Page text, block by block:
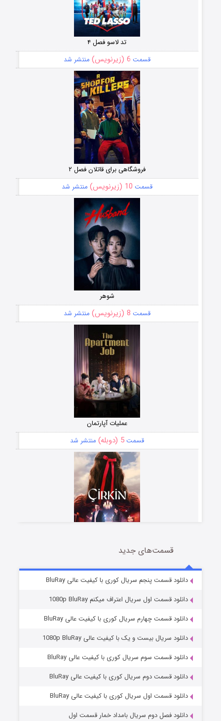
تد لاسو فصل ۴
قسمت 6 (زیرنویس) منتشر شد
فروشگاهی برای قاتلان فصل ۲
قسمت 10 (زیرنویس) منتشر شد
شوهر
قسمت 8 (زیرنویس) منتشر شد
عملیات آپارتمان
قسمت5 (دوبله) منتشر شد
سریال زشت
قسمت2 (زیرنویس) منتشر شد
مردگان متحرک: شهر مرده ۳
قسمت2 (زیرنویس) منتشر شد
قسمت‌های جدید
دانلود قسمت پنجم سریال کوری با کیفیت عالی BluRay
دانلود قسمت اول سریال اعتراف میکنم 1080p BluRay
دانلود قسمت چهارم سریال کوری با کیفیت عالی BluRay
دانلود سریال بیست و یک با کیفیت عالی 1080p BluRay
دانلود قسمت سوم سریال کوری با کیفیت عالی BluRay
دانلود قسمت دوم سریال کوری با کیفیت عالی BluRay
دانلود قسمت اول سریال کوری با کیفیت عالی BluRay
دانلود فصل دوم سریال بامداد خمار قسمت اول